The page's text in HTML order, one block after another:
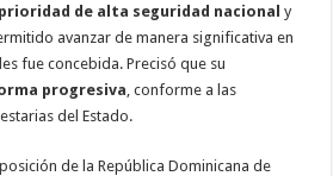
prioridad de alta seguridad nacional y
avanzar de manera significativa en
fue concebida. Precisó que su
progresiva , conforme a las
del Estado.
de la República Dominicana de